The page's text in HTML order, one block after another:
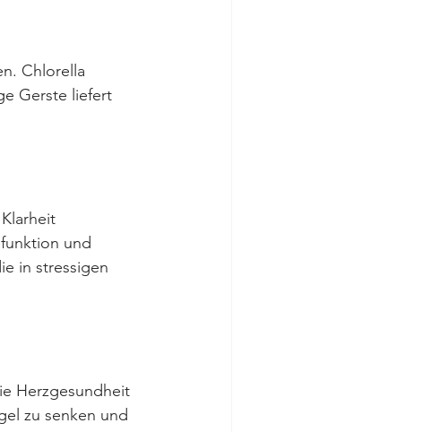
Chlorella
Gerste liefert
und
in stressigen
Herzgesundheit
zu senken und